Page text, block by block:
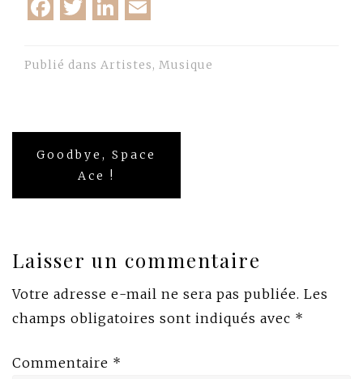
Facebook
Twitter
LinkedIn
Publié dans Artistes, Musique
Navigation
Goodbye, Space
Ace !
Laisser un commentaire
Votre adresse e-mail ne sera pas publiée. Les
champs obligatoires sont indiqués avec *
Commentaire *